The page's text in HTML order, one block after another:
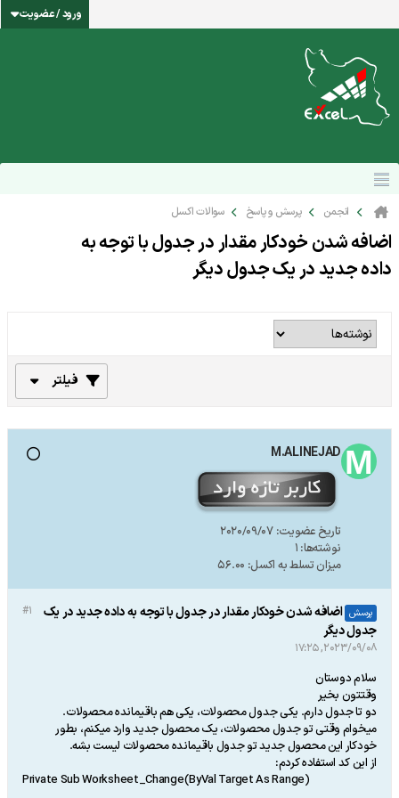
ورود / عضویت
انجمن پرسش و پاسخ سوالات اکسل
اضافه شدن خودکار مقدار در جدول با توجه به
داده جدید در یک جدول دیگر
فیلتر
M.ALINEJAD
تاریخ عضویت: 2020/09/07
نوشته‌ها: 1
میزان تسلط به اکسل: 56.00
#1 پرسش اضافه شدن خودکار مقدار در جدول با توجه به داده جدید در یک
جدول دیگر
2023/09/08, 17:25
سلام دوستان
وقتتون بخیر
دو تا جدول دارم. یکی جدول محصولات، یکی هم باقیمانده محصولات.
میخوام وقتی تو جدول محصولات، یک محصول جدید وارد میکنم، بطور
خودکار این محصول جدید تو جدول باقیمانده محصولات لیست بشه.
از این کد استفاده کردم:
Private Sub Worksheet_Change(ByVal Target As Range)